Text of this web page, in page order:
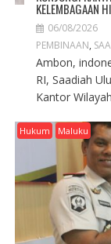
KELEMBAGAAN
06/08/2026
PEMBINAAN,
Ambon,
RI, Saadiah
Kantor
Hukum Maluku